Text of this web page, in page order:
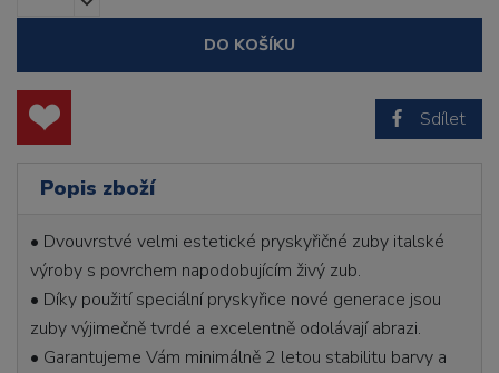
DO KOŠÍKU
Sdílet
Popis zboží
• Dvouvrstvé velmi estetické pryskyřičné zuby italské
výroby s povrchem napodobujícím živý zub.
• Díky použití speciální pryskyřice nové generace jsou
zuby výjimečně tvrdé a excelentně odolávají abrazi.
• Garantujeme Vám minimálně 2 letou stabilitu barvy a